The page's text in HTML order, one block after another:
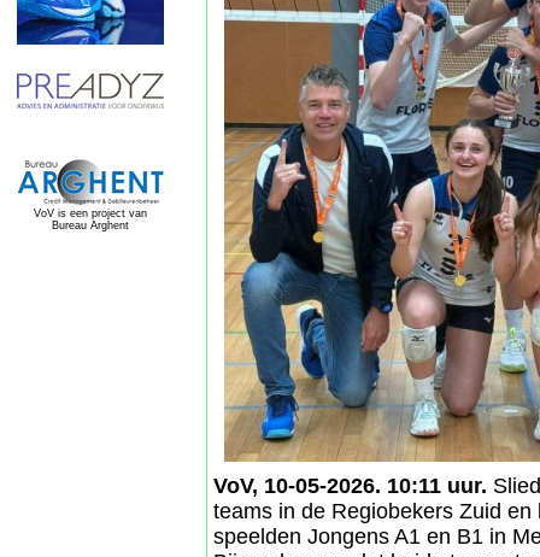
VoV is een project van
Bureau Arghent
VoV, 10-05-2026. 10:11 uur.
teams in de Regiobekers Zuid
speelden Jongens A1 en B1 in